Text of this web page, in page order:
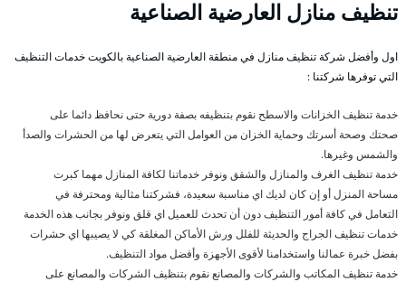
تنظيف منازل العارضية الصناعية
اول وأفضل شركة تنظيف منازل في منطقة العارضية الصناعية بالكويت خدمات التنظيف
التي توفرها شركتنا :
خدمة تنظيف الخزانات والاسطح نقوم بتنظيفه بصفة دورية حتى نحافظ دائما على
صحتك وصحة أسرتك وحماية الخزان من العوامل التي يتعرض لها من الحشرات والصدأ
والشمس وغيرها.
خدمة تنظيف الغرف والمنازل والشقق ونوفر خدماتنا لكافة المنازل مهما كبرت
مساحة المنزل أو إن كان لديك اي مناسبة سعيدة، فشركتنا مثالية ومحترفة في
التعامل في كافة أمور التنظيف دون أن تحدث للعميل اي قلق ونوفر بجانب هذه الخدمة
خدمات تنظيف الجراج والحديثة للفلل ورش الأماكن المغلقة كي لا يصيبها اي حشرات
بفضل خبرة عمالنا واستخدامنا لأقوى الأجهزة وأفضل مواد التنظيف.
خدمة تنظيف المكاتب والشركات والمصانع نقوم بتنظيف الشركات والمصانع على